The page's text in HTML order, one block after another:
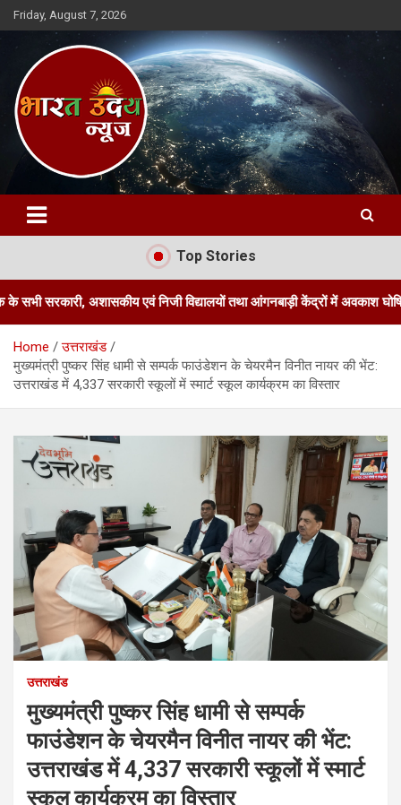
Skip
to
Friday, August 7, 2026
Bharat Uday News
Top Stories
अशासकीय एवं निजी विद्यालयों तथा आंगनबाड़ी केंद्रों में अवकाश घोषित किया
Home
उत्तराखंड
मुख्यमंत्री पुष्कर सिंह धामी से सम्पर्क फाउंडेशन के चेयरमैन विनीत नायर की भेंट:
उत्तराखंड में 4,337 सरकारी स्कूलों में स्मार्ट स्कूल कार्यक्रम का विस्तार
उत्तराखंड
मुख्यमंत्री पुष्कर सिंह धामी से सम्पर्क
फाउंडेशन के चेयरमैन विनीत नायर की भेंट:
उत्तराखंड में 4,337 सरकारी स्कूलों में स्मार्ट
स्कूल कार्यक्रम का विस्तार